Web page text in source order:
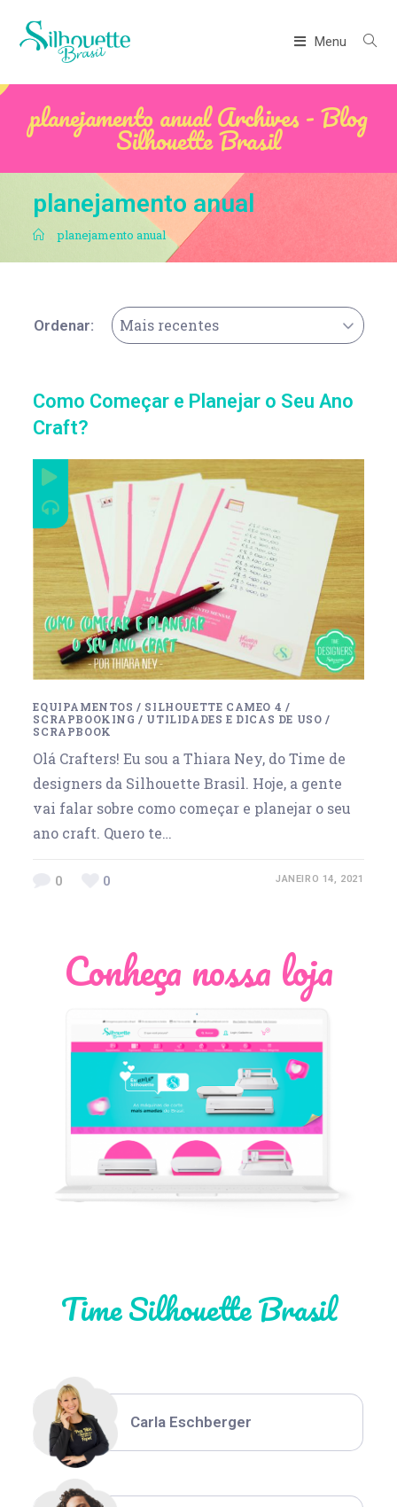
Menu
planejamento anual Archives - Blog
Silhouette Brasil
planejamento anual
. planejamento anual
Ordenar: Mais recentes
Como Começar e Planejar o Seu Ano
Craft?
EQUIPAMENTOS / SILHOUETTE CAMEO 4 /
SCRAPBOOKING / UTILIDADES E DICAS DE USO /
SCRAPBOOK
Olá Crafters! Eu sou a Thiara Ney, do Time de
designers da Silhouette Brasil. Hoje, a gente
vai falar sobre como começar e planejar o seu
ano craft. Quero te…
0 0 JANEIRO 14, 2021
Conheça nossa loja
Time Silhouette Brasil
Léia Pastori
Thiara Ney
Carla Eschberger